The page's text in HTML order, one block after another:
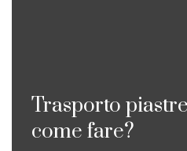
Trasporto
come fare?